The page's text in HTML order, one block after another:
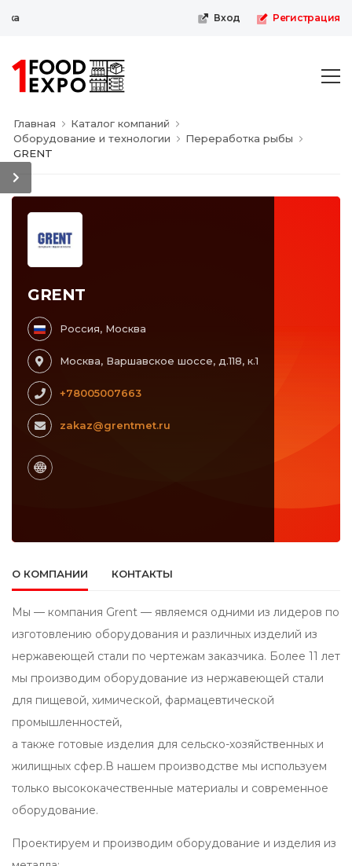
Вход Регистрация
Главная
Каталог компаний
Оборудование и технологии
Переработка рыбы
GRENT
GRENT
Россия, Москва
Москва, Варшавское шоссе, д.118, к.1
+78005007663
zakaz@grentmet.ru
О КОМПАНИИ КОНТАКТЫ
Мы — компания Grent — являемся одними из лидеров по
изготовлению оборудования и различных изделий из
нержавеющей стали по чертежам заказчика. Более 11 лет
мы производим оборудование из нержавеющей стали
для пищевой, химической, фармацевтической
промышленностей,
а также готовые изделия для сельско-хозяйственных и
жилищных сфер.В нашем производстве мы используем
только высококачественные материалы и современное
оборудование.
Проектируем и производим оборудование и изделия из